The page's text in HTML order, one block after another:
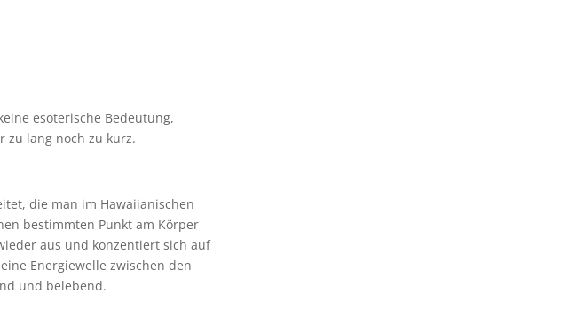
esoterische Bedeutung,
zu lang noch zu kurz.
die man im Hawaiianischen
bestimmten Punkt am Körper
aus und konzentiert sich auf
Energiewelle zwischen den
und belebend.